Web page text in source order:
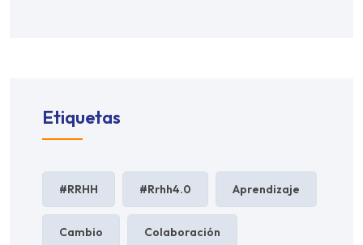
Etiquetas
#RRHH #rrhh4.0 Aprendizaje
Cambio Colaboración